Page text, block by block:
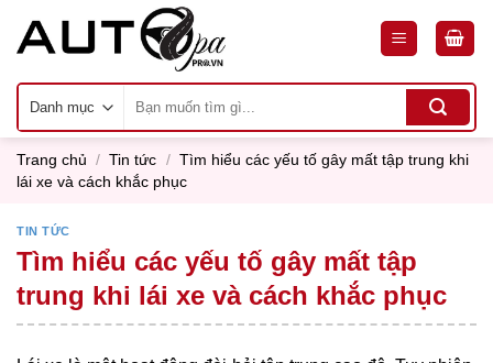
kiếm:
Trang chủ / Tin tức / Tìm hiểu các yếu tố gây mất tập trung khi
lái xe và cách khắc phục
TIN TỨC
Tìm hiểu các yếu tố gây mất tập
trung khi lái xe và cách khắc phục